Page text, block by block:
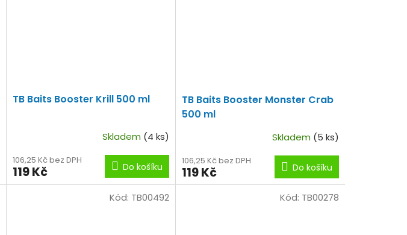
TB Baits Booster Krill 500 ml
Skladem (4 ks)
106,25 Kč bez DPH
119 Kč Do košíku
TB Baits Booster Monster Crab
500 ml
Skladem (5 ks)
106,25 Kč bez DPH
119 Kč Do košíku
Kód: TB00492 Kód: TB00278